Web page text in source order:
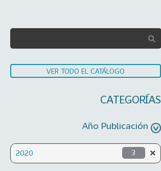
VER TODO EL CATÁLOGO
CATEGORÍAS
Año Publicación
2020 3